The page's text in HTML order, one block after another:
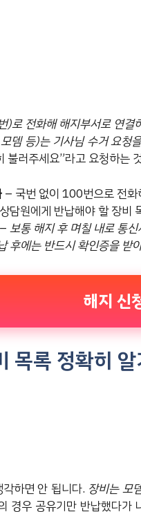
로 전화해 해지부서로 연결
뎀 등)는 기사님 수거 요청
불러주세요”라고 요청하는
– 국번 없이 100번으로 전화
담원에게 반납해야 할 장비
–보통 해지 후 며칠 내로 통
후에는 반드시 확인증을 받
해지 신
목록 정확히 알
하면 안 됩니다. 장비는 모
경우 공유기만 반납했다가